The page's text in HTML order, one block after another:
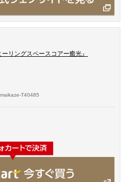
リングスペースコアー癒光』
T40485